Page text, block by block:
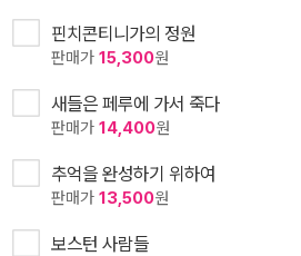
핀치콘티니가의 정원
판매가 15,300원
새들은 페루에 가서 죽다
판매가 14,400원
추억을 완성하기 위하여
판매가 13,500원
보스턴 사람들